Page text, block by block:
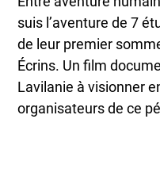
suis l’aventure de 7
de leur premier
Écrins. Un film
Lavilanie à visionner
organisateurs de ce